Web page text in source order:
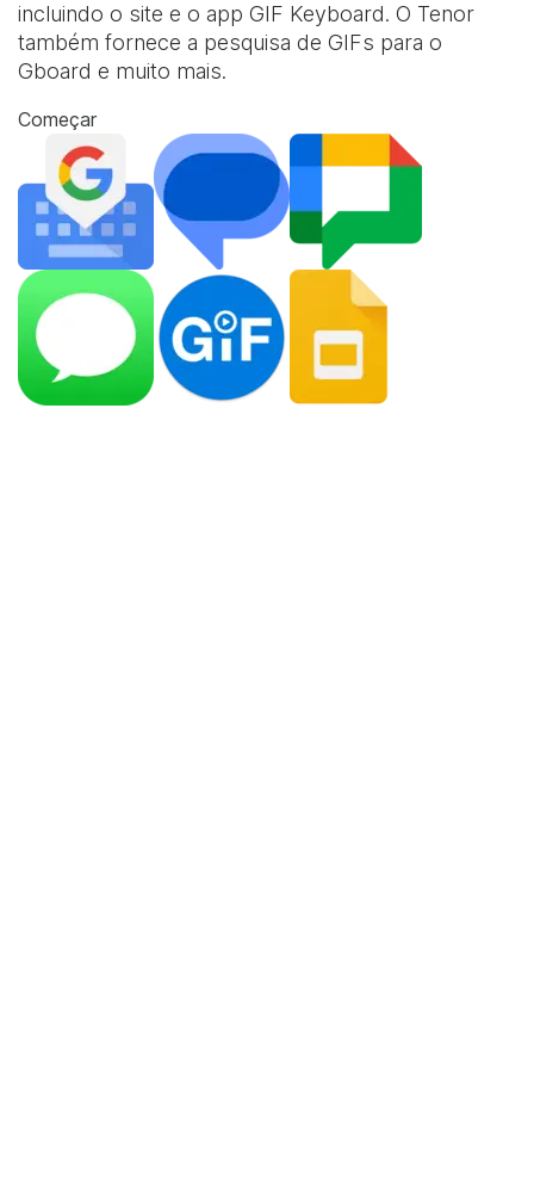
incluindo o site e o app GIF Keyboard. O Tenor
também fornece a pesquisa de GIFs para o
Gboard e muito mais.
Começar